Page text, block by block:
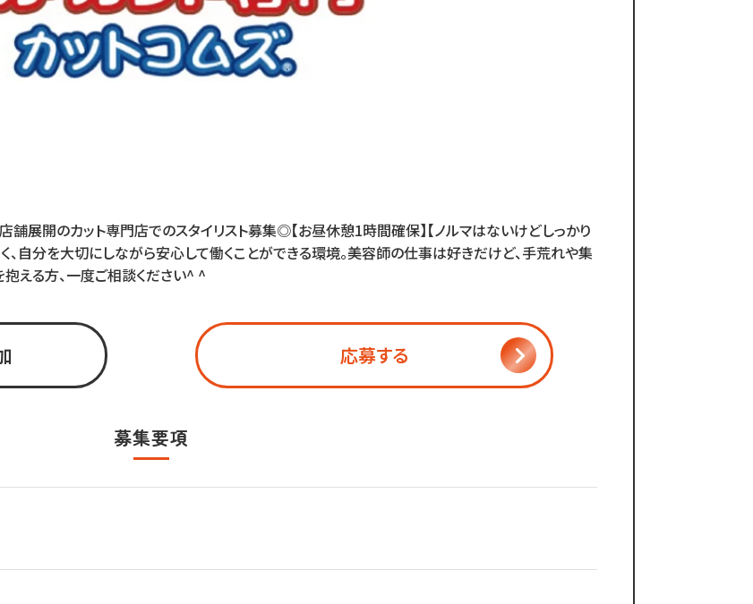
開のカット専門店でのスタイリスト募集◎【お昼休憩1時間確保】【ノルマはないけどしっかり
自分を大切にしながら安心して働くことができる環境。美容師の仕事は好きだけど、手荒れや集
える方、一度ご相談ください^ ^
応募する
募集要項